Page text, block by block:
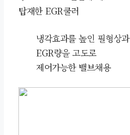
탑재한EGR쿨러
냉각효과를 높인 필형상과
EGR량을 고도로
제어가능한 밸브채용